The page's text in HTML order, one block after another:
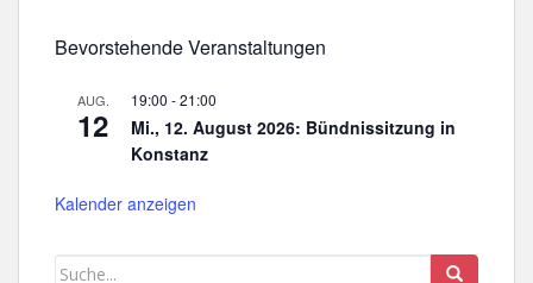
Bevorstehende Veranstaltungen
AUG.
12
19:00 -21:00
Mi., 12. August 2026: Bündnissitzung in
Konstanz
Kalender anzeigen